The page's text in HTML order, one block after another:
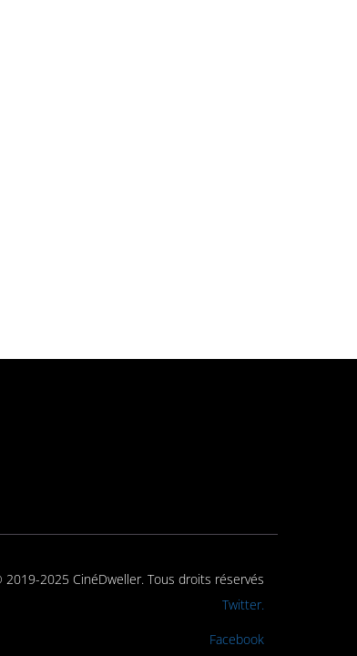
2025 CinéDweller. Tous droits réservés
Twitter.
Facebook